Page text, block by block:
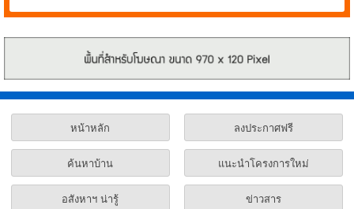
น้องหมาชิบะแสนรู้ FIRST
หน้าหลัก ลงประกาศฟรี
ค้นหาบ้าน แนะนำโครงการใหม่
อสังหาฯ น่ารู้ ข่าวสาร